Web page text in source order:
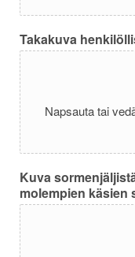
Takakuva
Napsauta tai
Kuva
molempien käsien